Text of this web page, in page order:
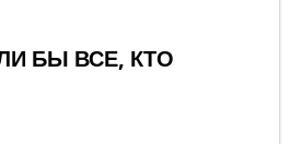
БЫ ВСЕ, КТО